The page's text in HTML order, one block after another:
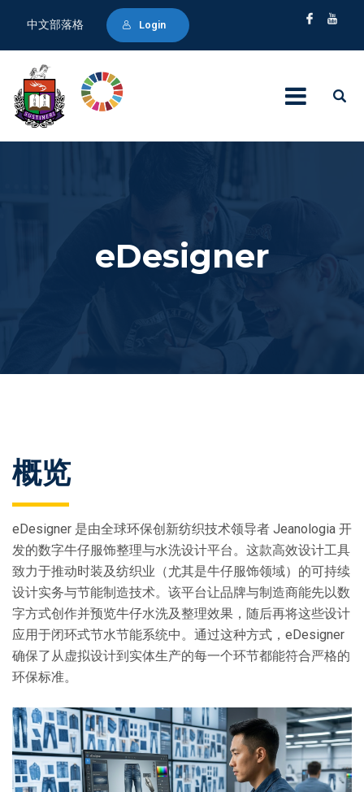
中文部落格 Login
eDesigner
概览
eDesigner 是由全球环保创新纺织技术领导者 Jeanologia 开
发的数字牛仔服饰整理与水洗设计平台。这款高效设计工具
致力于推动时装及纺织业（尤其是牛仔服饰领域）的可持续
设计实务与节能制造技术。该平台让品牌与制造商能先以数
字方式创作并预览牛仔水洗及整理效果，随后再将这些设计
应用于闭环式节水节能系统中。通过这种方式，eDesigner
确保了从虚拟设计到实体生产的每一个环节都能符合严格的
环保标准。